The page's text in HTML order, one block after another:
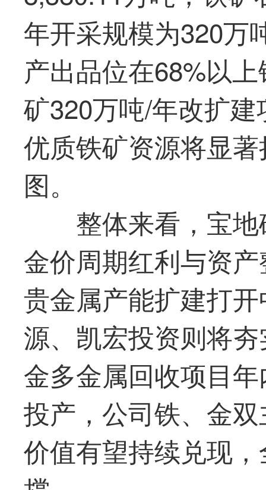
年开采规模为320万
产出品位在68%以
矿320万吨/年改扩
优质铁矿资源将显
图。
整体来看， 宝
金价周期红利与资
贵金属产能扩建打
源、凯宏投资则将
金多金属回收项目
投产，公司铁、金
价值有望持续兑现